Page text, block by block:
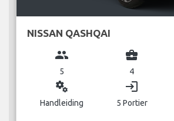
NISSAN QASHQAI
group
5
business_center
4
miscellaneous_services
Handleiding
login
5 Portier